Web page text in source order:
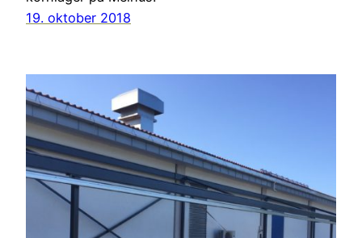
19. oktober 2018